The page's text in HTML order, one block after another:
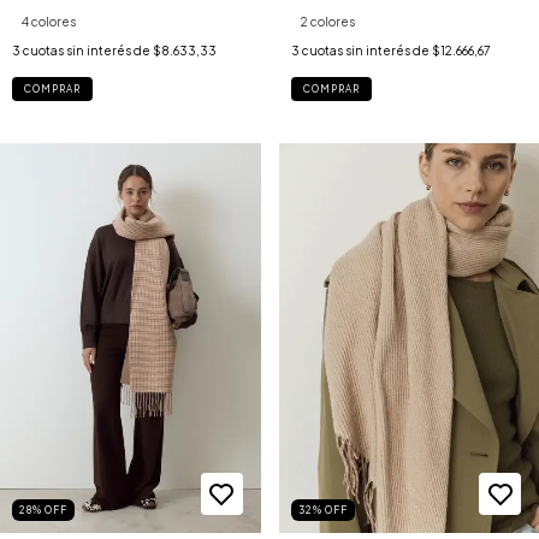
4 colores
3 cuotas sin interés de $8.633,33
COMPRAR
2 colores
3 cuotas sin interés de $12.666,67
COMPRAR
28% OFF 32 % OFF